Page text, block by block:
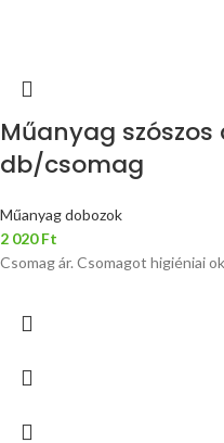
Műanyag szószos
db/csomag
Műanyag dobozok
2 020Ft
Csomag ár. Csomagot higiéniai